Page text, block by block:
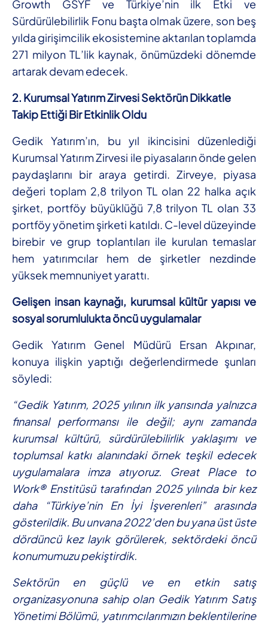
Growth GSYF ve Türkiye’nin ilk Etki ve
Sürdürülebilirlik Fonu başta olmak üzere, son beş
yılda girişimcilik ekosistemine aktarılan toplamda
271 milyon TL’lik kaynak, önümüzdeki dönemde
artarak devam edecek.
2. Kurumsal Yatırım Zirvesi Sektörün Dikkatle
Takip Ettiği Bir Etkinlik Oldu
Gedik Yatırım’ın, bu yıl ikincisini düzenlediği
Kurumsal Yatırım Zirvesi ile piyasaların önde gelen
paydaşlarını bir araya getirdi. Zirveye, piyasa
değeri toplam 2,8 trilyon TL olan 22 halka açık
şirket, portföy büyüklüğü 7,8 trilyon TL olan 33
portföy yönetim şirketi katıldı. C-level düzeyinde
birebir ve grup toplantıları ile kurulan temaslar
hem yatırımcılar hem de şirketler nezdinde
yüksek memnuniyet yarattı.
Gelişen insan kaynağı, kurumsal kültür yapısı ve
sosyal sorumlulukta öncü uygulamalar
Gedik Yatırım Genel Müdürü Ersan Akpınar,
konuya ilişkin yaptığı değerlendirmede şunları
söyledi:
“Gedik Yatırım, 2025 yılının ilk yarısında yalnızca
finansal performansı ile değil; aynı zamanda
kurumsal kültürü, sürdürülebilirlik yaklaşımı ve
toplumsal katkı alanındaki örnek teşkil edecek
uygulamalara imza atıyoruz. Great Place to
Work® Enstitüsü tarafından 2025 yılında bir kez
daha “Türkiye’nin En İyi İşverenleri” arasında
gösterildik. Bu unvana 2022’den bu yana üst üste
dördüncü kez layık görülerek, sektördeki öncü
konumumuzu pekiştirdik.
Sektörün en güçlü ve en etkin satış
organizasyonuna sahip olan Gedik Yatırım Satış
Yönetimi Bölümü, yatırımcılarımızın beklentilerine